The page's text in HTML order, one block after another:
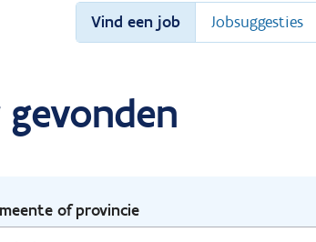
Vind een job Jobsuggesties
of provincie